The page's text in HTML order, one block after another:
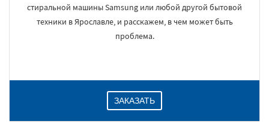
стиральной машины Samsung или любой другой бытовой
техники в Ярославле, и расскажем, в чем может быть
проблема.
ЗАКАЗАТЬ